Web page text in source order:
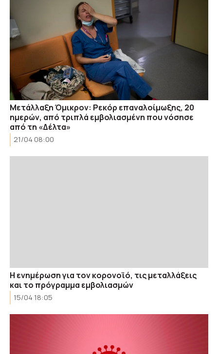
Μετάλλαξη Όμικρον: Ρεκόρ επαναλοίμωξης, 20
ημερών, από τριπλά εμβολιασμένη που νόσησε
από τη «Δέλτα»
21/04 08:00
Η ενημέρωση για τον κορονοϊό, τις μεταλλάξεις
και το πρόγραμμα εμβολιασμών
15/04 18:05